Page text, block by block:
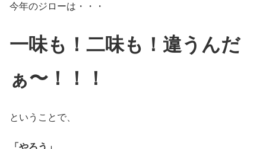
今年のジローは・・・
一味も！二味も！違うんだ
ぁ〜！！！
ということで、